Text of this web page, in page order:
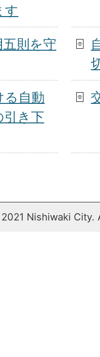
す
則を守
る自動
引き下
Nishiwaki City.